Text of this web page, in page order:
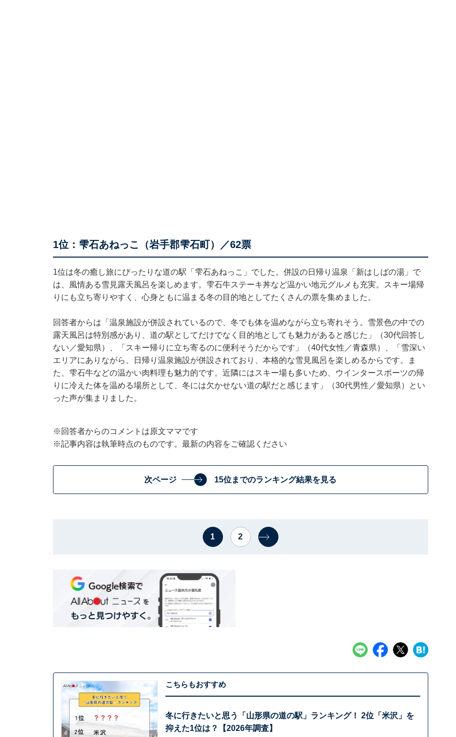
1位：雫石あねっこ（岩手郡雫石町）／62票
1位は冬の癒し旅にぴったりな道の駅「雫石あねっこ」でした。併設の日帰り温泉「新はしばの湯」で
は、風情ある雪見露天風呂を楽しめます。雫石牛ステーキ丼など温かい地元グルメも充実。スキー場帰
りにも立ち寄りやすく、心身ともに温まる冬の目的地としてたくさんの票を集めました。
回答者からは「温泉施設が併設されているので、冬でも体を温めながら立ち寄れそう。雪景色の中での
露天風呂は特別感があり、道の駅としてだけでなく目的地としても魅力があると感じた」（30代回答し
ない／愛知県）、「スキー帰りに立ち寄るのに便利そうだからです」（40代女性／青森県）、「雪深い
エリアにありながら、日帰り温泉施設が併設されており、本格的な雪見風呂を楽しめるからです。ま
た、雫石牛などの温かい肉料理も魅力的です。近隣にはスキー場も多いため、ウインタースポーツの帰
りに冷えた体を温める場所として、冬には欠かせない道の駅だと感じます」（30代男性／愛知県）とい
った声が集まりました。
※回答者からのコメントは原文ママです
※記事内容は執筆時点のものです。最新の内容をご確認ください
次ページ 15位までのランキング結果を見る
1 2
こちらもおすすめ
冬に行きたいと思う「山形県の道の駅」ランキング！ 2位「米沢」を
抑えた1位は？【2026年調査】